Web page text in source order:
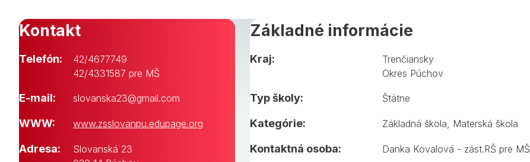
Kontakt
Telefón:
42/4677749
42/4331587 pre MŠ
E-mail: slovanska23@gmail.com
WWW: www.zsslovanpu.edupage.org
Adresa:
Slovanská 23
Základné informácie
Kraj:
Trenčiansky
Okres Púchov
Typ školy: Štátne
Kategórie: Základná škola Materská škola
Kontaktná osoba: Danka Kovalová - zást.RŠ pre MŠ